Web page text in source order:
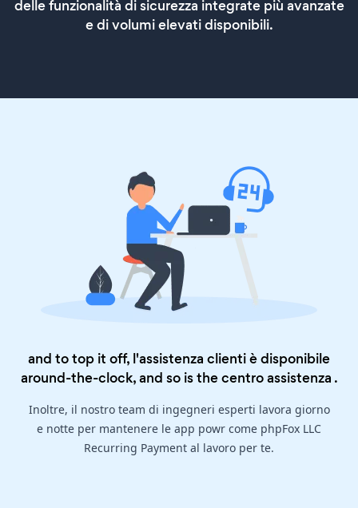
delle funzionalità di sicurezza integrate più avanzate
e di volumi elevati disponibili.
and to top it off, l'assistenza clienti è disponibile
around-the-clock, and so is thecentro assistenza .
Inoltre, il nostro team di ingegneri esperti lavora giorno
e notte per mantenere le app powr come phpFox LLC
Recurring Payment al lavoro per te.